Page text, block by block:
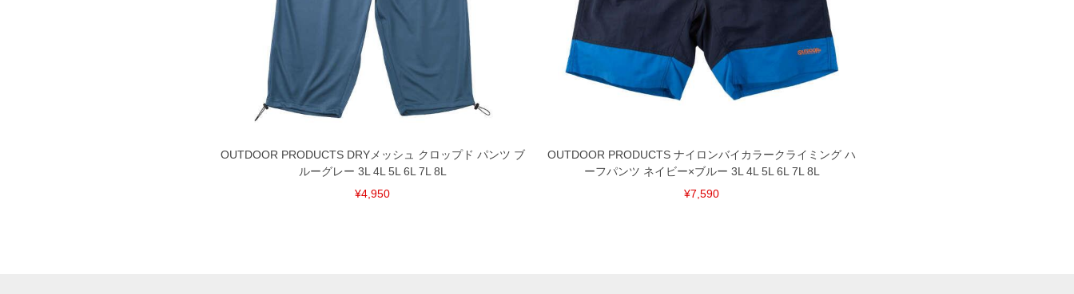
OUTDOOR PRODUCTS DRYメッシュ クロップド パンツ ブ
ルーグレー 3L 4L 5L 6L 7L 8L
¥4,950
OUTDOOR PRODUCTS ナイロンバイカラークライミング ハ
ーフパンツ ネイビー×ブルー 3L 4L 5L 6L 7L 8L
¥7,590